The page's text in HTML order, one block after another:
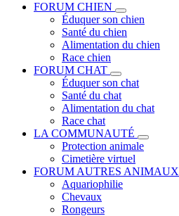
FORUM CHIEN
Éduquer son chien
Santé du chien
Alimentation du chien
Race chien
FORUM CHAT
Éduquer son chat
Santé du chat
Alimentation du chat
Race chat
LA COMMUNAUTÉ
Protection animale
Cimetière virtuel
FORUM AUTRES ANIMAUX
Aquariophilie
Chevaux
Rongeurs